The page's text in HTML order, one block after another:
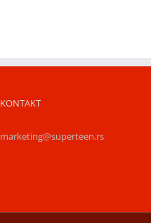
KONTAKT
marketing@superteen.rs